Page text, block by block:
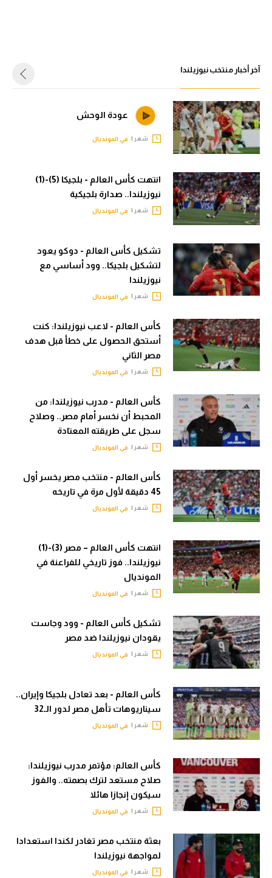
كل البطولات
أقسام
الدوري المصري
الكرة الأوروبية
منتخب مصر
سعودي في الجول
الدوري الإسباني
دوري أبطال أوروبا
رياضات أخرى
أمم إفريقيا
كرة سلة
كرة يد
الوطن العربي
في المونديال
آسيا
أمريكا
أقسام خاصة
Gamers
ميركاتو
تحقيق في الجول
تقرير في الجول
تحليل في الجول
حكايات في الجول
دوري أبطال إفريقيا
أقسام
الكرة المصرية
الكرة الأوروبية
الكرة الإفريقية
سعودي في الجول
الدوري الإنجليزي
دوري أبطال أوروبا
القسم الثاني
أمم إفريقيا
كرة السلة الأمريكية
كرة يد
كرة طائرة
في المونديال
رياضة نسائية
أمريكا
ركن الألعاب
Gamers
ميركاتو
تقرير في الجول
تحليل في الجول
كويز في الجول
فيديو في الجول
آخر أخبار منتخب نيوزيلندا
عودة الوحش
شهر | في المونديال
انتهت كأس العالم - بلجيكا (5)-(1)
نيوزيلندا.. صدارة بلجيكية
شهر | في المونديال
تشكيل كأس العالم - دوكو يعود
لتشكيل بلجيكا.. وود أساسي مع
نيوزيلندا
شهر | في المونديال
كأس العالم - لاعب نيوزيلندا: كنت
أستحق الحصول على خطأ قبل هدف
مصر الثاني
شهر | في المونديال
كأس العالم - مدرب نيوزيلندا: من
المحبط أن نخسر أمام مصر.. وصلاح
سجل على طريقته المعتادة
شهر | في المونديال
كأس العالم - منتخب مصر يخسر أول
45 دقيقة لأول مرة في تاريخه
شهر | في المونديال
انتهت كأس العالم – مصر (3)-(1)
نيوزيلندا.. فوز تاريخي للفراعنة في
المونديال
شهر | في المونديال
تشكيل كأس العالم - وود وجاست
يقودان نيوزيلندا ضد مصر
شهر | في المونديال
كأس العالم - بعد تعادل بلجيكا وإيران..
سيناريوهات تأهل مصر لدور الـ32
شهر | في المونديال
كأس العالم: مؤتمر مدرب نيوزيلندا:
صلاح مستعد لترك بصمته.. والفوز
سيكون إنجازا هائلا
شهر | في المونديال
بعثة منتخب مصر تغادر لكندا استعدادا
لمواجهة نيوزيلندا
شهر | في المونديال